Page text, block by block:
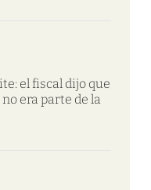
el fiscal dijo que
era parte de la